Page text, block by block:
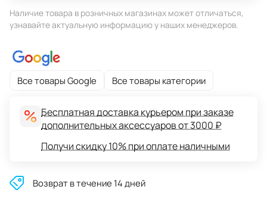
Наличие товара в розничных магазинах может отличаться,
узнавайте актуальную информацию у наших менеджеров.
Все товары Google Все товары категории
Бесплатная доставка курьером при заказе
дополнительных аксессуаров от 3000 ₽
Получи скидку 10% при оплате наличными
Возврат в течение 14 дней